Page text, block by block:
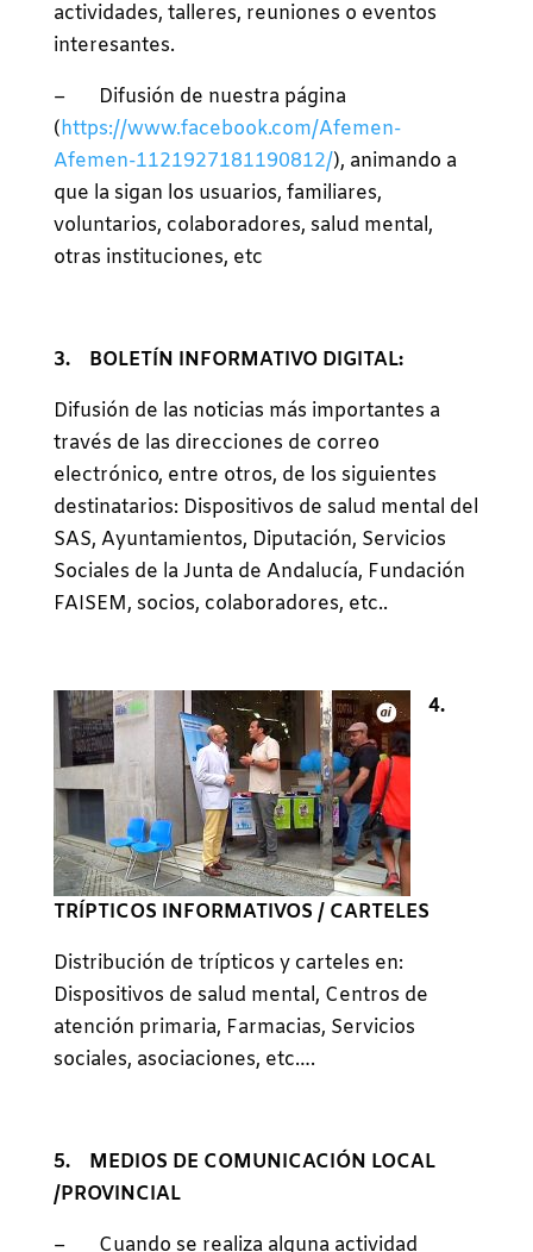
actividades, talleres, reuniones o eventos
interesantes.
– Difusión de nuestra página
(https://www.facebook.com/Afemen-
Afemen-1121927181190812/), animando a
que la sigan los usuarios, familiares,
voluntarios, colaboradores, salud mental,
otras instituciones, etc
3. BOLETÍN INFORMATIVO DIGITAL:
Difusión de las noticias más importantes a
través de las direcciones de correo
electrónico, entre otros, de los siguientes
destinatarios: Dispositivos de salud mental del
SAS, Ayuntamientos, Diputación, Servicios
Sociales de la Junta de Andalucía, Fundación
FAISEM, socios, colaboradores, etc..
4.
TRÍPTICOS INFORMATIVOS / CARTELES
Distribución de trípticos y carteles en:
Dispositivos de salud mental, Centros de
atención primaria, Farmacias, Servicios
sociales, asociaciones, etc….
5. MEDIOS DE COMUNICACIÓN LOCAL
/PROVINCIAL
– Cuando se realiza alguna actividad